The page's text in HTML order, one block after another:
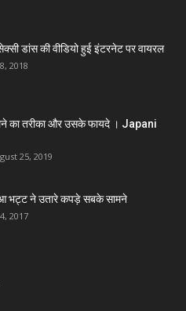
डांस की वीडियो हुई इंटरनेट पर वायरल
2018
का तरीका और उसके फायदे । Japani
25, 2019
भट्ट ने उतारे कपड़े सबके सामने
2017